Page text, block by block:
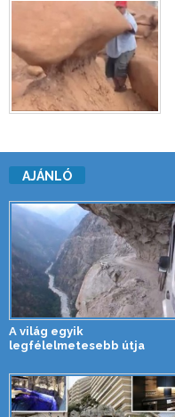
AJÁNLÓ
A világ egyik
legfélelmetesebb útja